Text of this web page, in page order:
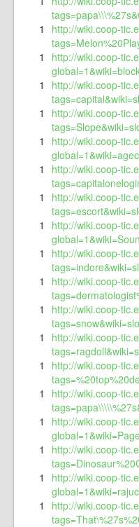
1
http://wiki.coop-
1
http://wiki.coop-
1
http://wiki.coop-
1
http://wiki.coop-
1
http://wiki.coop-
1
http://wiki.coop-
1
http://wiki.coop-
1
http://wiki.coop-
1
http://wiki.coop-
1
http://wiki.coop-
1
http://wiki.coop-
1
http://wiki.coop-
1
http://wiki.coop-
1
http://wiki.coop-
1
http://wiki.coop-
1
http://wiki.coop-
1
http://wiki.coop-
1
http://wiki.coop-